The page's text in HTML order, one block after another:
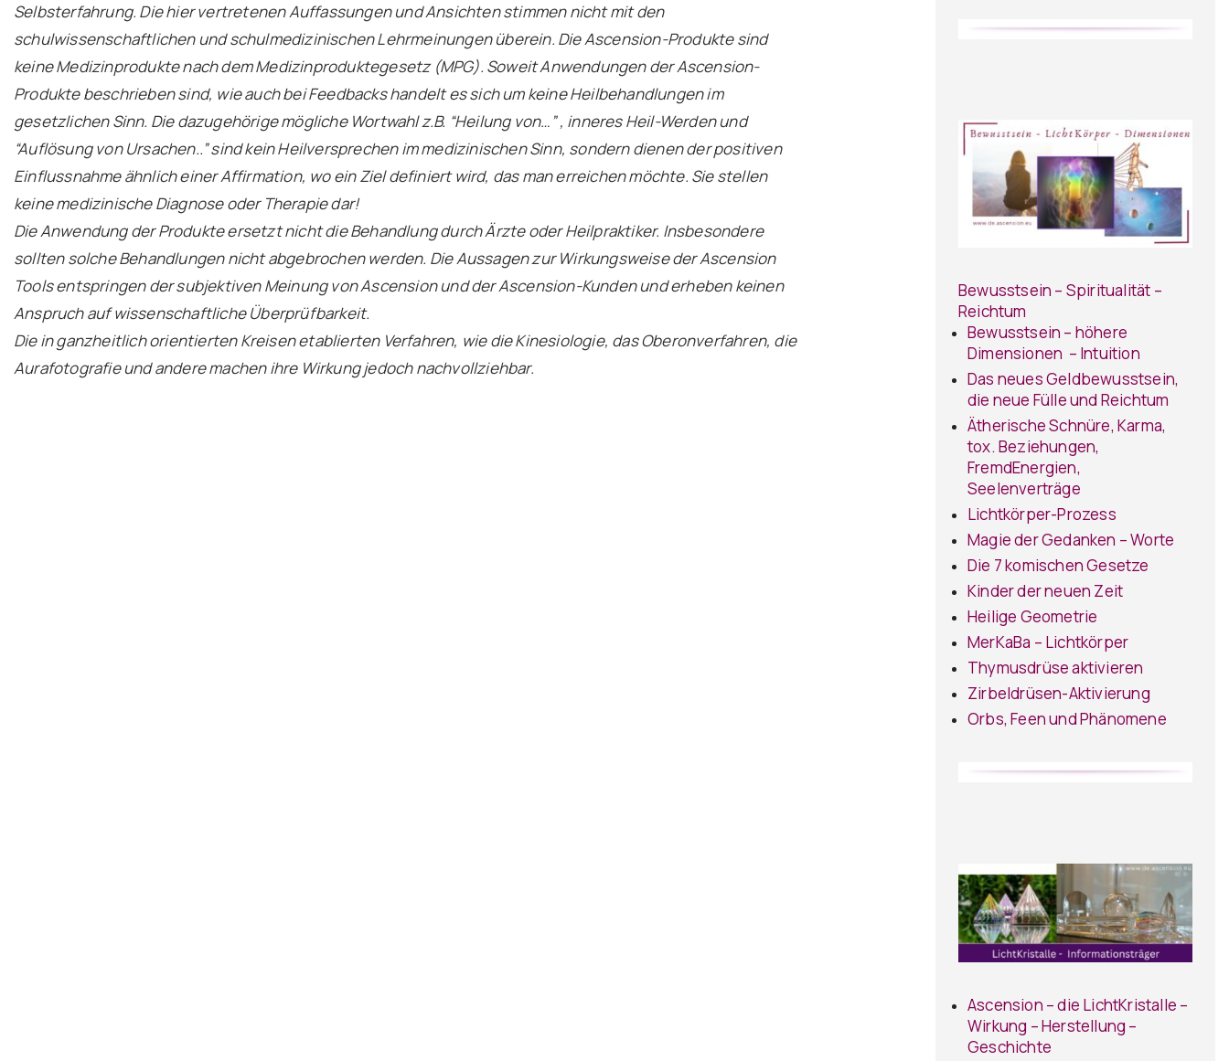
Selbsterfahrung. Die hier vertretenen Auffassungen und Ansichten stimmen nicht mit den
schulwissenschaftlichen und schulmedizinischen Lehrmeinungen überein. Die Ascension-Produkte sind
keine Medizinprodukte nach dem Medizinproduktegesetz (MPG). Soweit Anwendungen der Ascension-
Produkte beschrieben sind, wie auch bei Feedbacks handelt es sich um keine Heilbehandlungen im
gesetzlichen Sinn. Die dazugehörige mögliche Wortwahl z.B. “Heilung von…” , inneres Heil-Werden und
“Auflösung von Ursachen..” sind kein Heilversprechen im medizinischen Sinn, sondern dienen der positiven
Einflussnahme ähnlich einer Affirmation, wo ein Ziel definiert wird, das man erreichen möchte. Sie stellen
keine medizinische Diagnose oder Therapie dar!
Die Anwendung der Produkte ersetzt nicht die Behandlung durch Ärzte oder Heilpraktiker. Insbesondere
sollten solche Behandlungen nicht abgebrochen werden. Die Aussagen zur Wirkungsweise der Ascension
Tools entspringen der subjektiven Meinung von Ascension und der Ascension-Kunden und erheben keinen
Anspruch auf wissenschaftliche Überprüfbarkeit.
Die in ganzheitlich orientierten Kreisen etablierten Verfahren, wie die Kinesiologie, das Oberonverfahren, die
Aurafotografie und andere machen ihre Wirkung jedoch nachvollziehbar.
Bewusstsein – Spiritualität –
Reichtum
Bewusstsein – höhere
Dimensionen – Intuition
Das neues Geldbewusstsein,
die neue Fülle und Reichtum
Ätherische Schnüre, Karma,
tox. Beziehungen,
FremdEnergien,
Seelenverträge
Lichtkörper-Prozess
Magie der Gedanken – Worte
Die 7 komischen Gesetze
Kinder der neuen Zeit
Heilige Geometrie
MerKaBa – Lichtkörper
Thymusdrüse aktivieren
Zirbeldrüsen-Aktivierung
Orbs, Feen und Phänomene
Ascension – die LichtKristalle –
Wirkung – Herstellung –
Geschichte